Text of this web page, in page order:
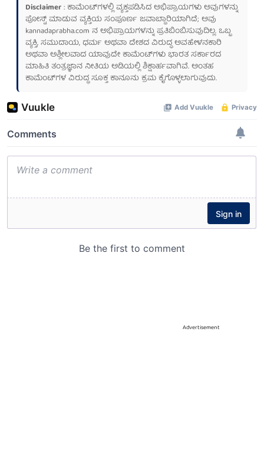
Disclaimer: ಕಾಮೆಂಟ್‌ಗಳಲ್ಲಿ ವ್ಯಕ್ತಪಡಿಸಿದ ಅಭಿಪ್ರಾಯಗಳು ಅವುಗಳನ್ನು
ಪೋಸ್ಟ್ ಮಾಡುವ ವ್ಯಕ್ತಿಯ ಸಂಪೂರ್ಣ ಜವಾಬ್ದಾರಿಯಾಗಿದೆ; ಅವು
kannadaprabha.com ನ ಅಭಿಪ್ರಾಯಗಳನ್ನು ಪ್ರತಿಬಿಂಬಿಸುವುದಿಲ್ಲ. ಒಬ್ಬ
ವ್ಯಕ್ತಿ, ಸಮುದಾಯ, ಧರ್ಮ ಅಥವಾ ದೇಶದ ವಿರುದ್ಧ ಅವಹೇಳನಕಾರಿ
ಅಥವಾ ಅಶ್ಲೀಲವಾದ ಯಾವುದೇ ಕಾಮೆಂಟ್‌ಗಳು ಭಾರತ ಸರ್ಕಾರದ
ಮಾಹಿತಿ ತಂತ್ರಜ್ಞಾನ ನೀತಿಯ ಅಡಿಯಲ್ಲಿ ಶಿಕ್ಷಾರ್ಹವಾಗಿವೆ. ಅಂತಹ
ಕಾಮೆಂಟ್‌ಗಳ ವಿರುದ್ಧ ಸೂಕ್ತ ಕಾನೂನು ಕ್ರಮ ಕೈಗೊಳ್ಳಲಾಗುವುದು.
Advertisement